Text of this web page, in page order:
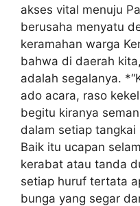
akses vital menuju
berusaha menyatu
keramahan warga
bahwa di daerah
adalah segalanya.
ado acara, raso
begitu kiranya
dalam setiap
Baik itu ucapan
kerabat atau tanda
setiap huruf tertata
bunga yang segar